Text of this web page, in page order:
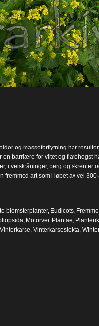
og masseforflytning har
barriære for viltet og flatehogst
i veiskråninger, berg og skrenter
fremmed art som i løpet av vel
blomsterplanter, Eudicots,
Motorvei Plantae
Vinterkarse Vinterkarseslekta